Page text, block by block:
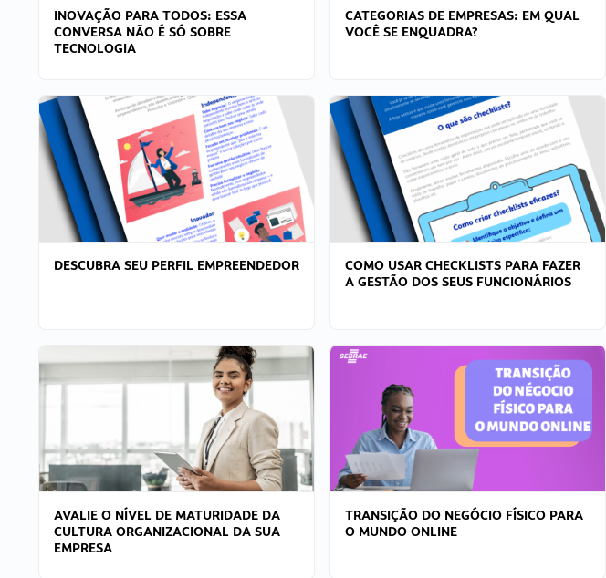
INOVAÇÃO PARA TODOS: ESSA
CONVERSA NÃO É SÓ SOBRE
TECNOLOGIA
CATEGORIAS DE EMPRESAS: EM QUAL
VOCÊ SE ENQUADRA?
DESCUBRA SEU PERFIL EMPREENDEDOR
COMO USAR CHECKLISTS PARA FAZER
A GESTÃO DOS SEUS FUNCIONÁRIOS
AVALIE O NÍVEL DE MATURIDADE DA
CULTURA ORGANIZACIONAL DA SUA
EMPRESA
TRANSIÇÃO DO NEGÓCIO FÍSICO PARA
O MUNDO ONLINE